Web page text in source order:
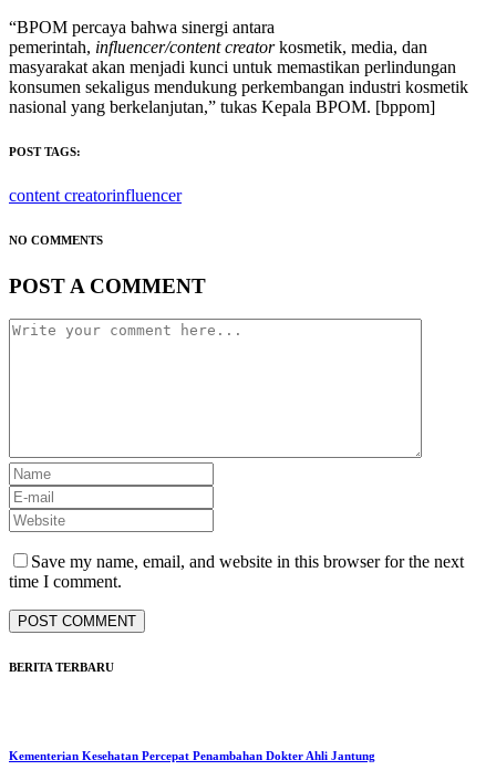
“BPOM percaya bahwa sinergi antara
pemerintah, influencer/content creatorkosmetik, media, dan
masyarakat akan menjadi kunci untuk memastikan perlindungan
konsumen sekaligus mendukung perkembangan industri kosmetik
nasional yang berkelanjutan,” tukas Kepala BPOM. [bppom]
POST TAGS:
content creatorinfluencer
NO COMMENTS
POST A COMMENT
Save my name, email, and website in this browser for the next
time I comment.
BERITA TERBARU
Kementerian Kesehatan Percepat Penambahan Dokter Ahli Jantung